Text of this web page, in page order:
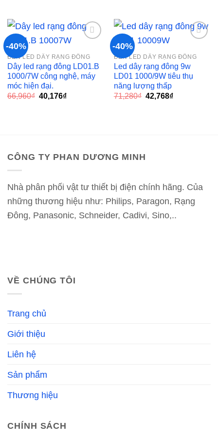
23,976₫.
40,176₫.
-40%
Add to
wishlist
ĐÈN LED DÂY RẠNG ĐÔNG
Dây led rạng đông LD01.B
1000/7W công nghệ, máy
móc hiện đại.
66,960₫ Giá
40,176₫Giá
-40%
Add to
wishlist
ĐÈN LED DÂY RẠNG ĐÔNG
Led dây rạng đông 9w
LD01 1000/9W tiêu thụ
năng lượng thấp
71,280₫ Giá
42,768₫Giá
CÔNG TY PHAN DƯƠNG MINH
Nhà phân phối vật tư thiết bị điện chính hãng. Của
những thương hiệu như: Philips, Paragon, Rạng
Đông, Panasonic, Schneider, Cadivi, Sino,..
VỀ CHÚNG TÔI
Trang chủ
Giới thiệu
Liên hệ
Sản phẩm
Thương hiệu
CHÍNH SÁCH